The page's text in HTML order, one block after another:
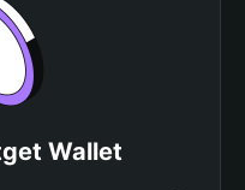
Wallet